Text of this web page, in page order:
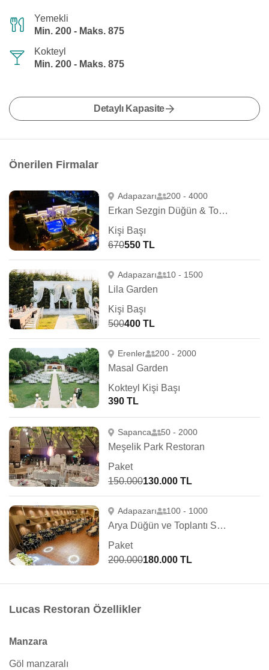
Yemekli
Min. 200 - Maks. 875
Kokteyl
Min. 200 - Maks. 875
Detaylı Kapasite
Önerilen Firmalar
Adapazarı 200 - 4000
Erkan Sezgin Düğün & Toplantı
Kişi Başı
670550 TL
Adapazarı 10 - 1500
Lila Garden
Kişi Başı
500400 TL
Erenler 200 - 2000
Masal Garden
Kokteyl Kişi Başı
390 TL
Sapanca 50 - 2000
Meşelik Park Restoran
Paket
150.000130.000 TL
Adapazarı 100 - 1000
Arya Düğün ve Toplantı Salonu
Paket
200.000180.000 TL
Lucas Restoran Özellikler
Manzara
Göl manzaralı